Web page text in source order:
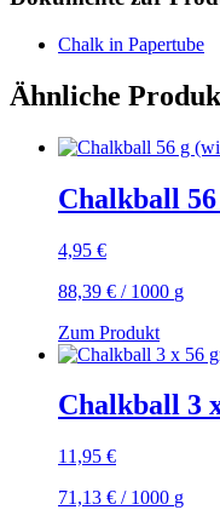
Chalk in Papertube
Ähnliche
Chalkball
4,95 €
88,39 € / 1000 g
Zum Produkt
Chalkball 3
11,95 €
71,13 € / 1000 g